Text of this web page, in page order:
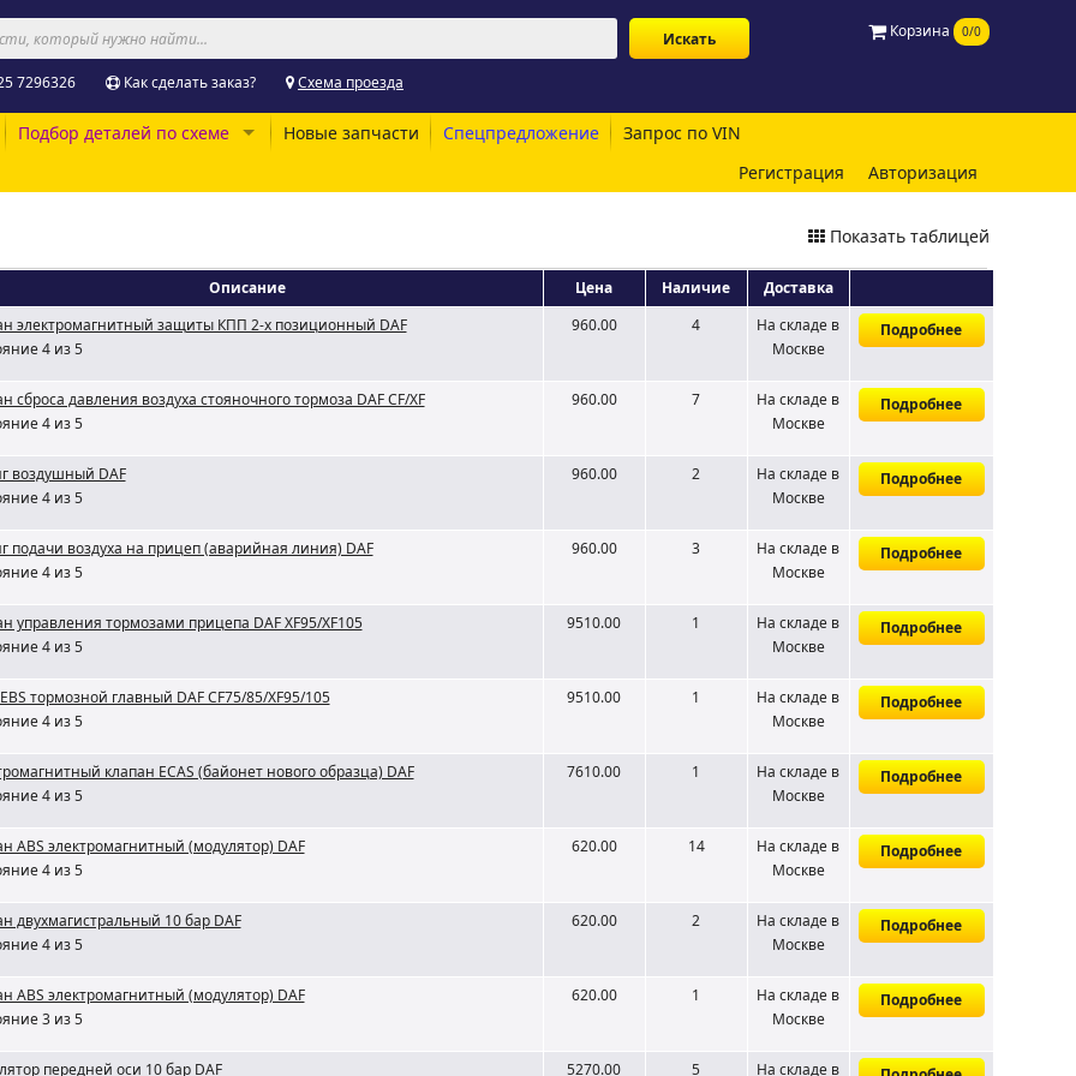
Корзина 0/0
7296326 Как сделать заказ? Схема проезда
Подбор деталей по схеме Новые запчасти Спецпредложение
Запрос по VIN
Регистрация
Авторизация
Показать таблицей
Описание Цена Наличие
Доставка
электромагнитный защиты КПП 2-х позиционный DAF
4 из 5
960.00 4 На складе в
Москве
Подробнее
сброса давления воздуха стояночного тормоза DAF CF/XF
4 из 5
960.00 7 На складе в
Москве
Подробнее
воздушный DAF
4 из 5
960.00 2 На складе в
Москве
Подробнее
подачи воздуха на прицеп (аварийная линия) DAF
4 из 5
960.00 3 На складе в
Москве
Подробнее
управления тормозами прицепа DAF XF95/XF105
4 из 5
9510.00 1 На складе в
Москве
Подробнее
тормозной главный DAF CF75/85/XF95/105
4 из 5
9510.00 1 На складе в
Москве
Подробнее
клапан ECAS (байонет нового образца) DAF
4 из 5
7610.00 1 На складе в
Москве
Подробнее
ABS электромагнитный (модулятор) DAF
4 из 5
620.00 14 На складе в
Москве
Подробнее
двухмагистральный 10 бар DAF
4 из 5
620.00 2 На складе в
Москве
Подробнее
ABS электромагнитный (модулятор) DAF
3 из 5
620.00 1 На складе в
Москве
Подробнее
передней оси 10 бар DAF 5270.00 5 На складе в